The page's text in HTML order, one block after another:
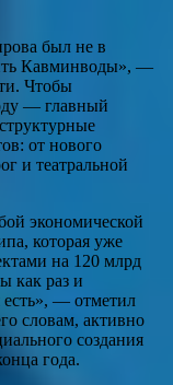
был не в
Кавминводы», —
Чтобы
— главный
от нового
и театральной
экономической
которая уже
на 120 млрд
как раз и
есть», — отметил
словам, активно
создания
года.